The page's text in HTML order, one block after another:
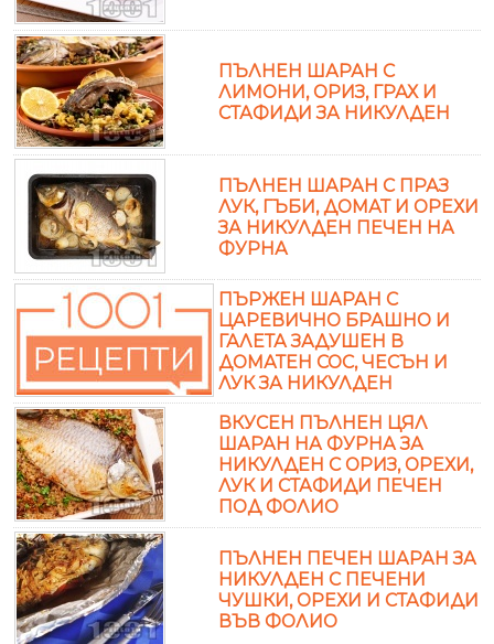
ПЪЛНЕН ШАРАН С
ЛИМОНИ, ОРИЗ, ГРАХ И
СТАФИДИ ЗА НИКУЛДЕН
ПЪЛНЕН ШАРАН С ПРАЗ
ЛУК, ГЪБИ, ДОМАТ И ОРЕХИ
ЗА НИКУЛДЕН ПЕЧЕН НА
ФУРНА
ПЪРЖЕН ШАРАН С
ЦАРЕВИЧНО БРАШНО И
ГАЛЕТА ЗАДУШЕН В
ДОМАТЕН СОС, ЧЕСЪН И
ЛУК ЗА НИКУЛДЕН
ВКУСЕН ПЪЛНЕН ЦЯЛ
ШАРАН НА ФУРНА ЗА
НИКУЛДЕН С ОРИЗ, ОРЕХИ,
ЛУК И СТАФИДИ ПЕЧЕН
ПОД ФОЛИО
ПЪЛНЕН ПЕЧЕН ШАРАН ЗА
НИКУЛДЕН С ПЕЧЕНИ
ЧУШКИ, ОРЕХИ И СТАФИДИ
ВЪВ ФОЛИО